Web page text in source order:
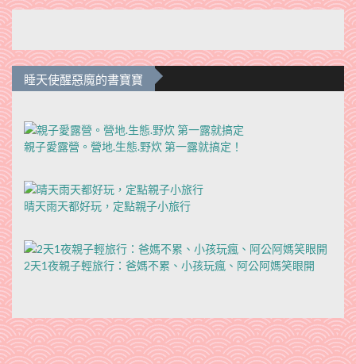
睡天使醒惡魔的書寶寶
親子愛露營。營地.生態.野炊 第一露就搞定！
晴天雨天都好玩，定點親子小旅行
2天1夜親子輕旅行：爸媽不累、小孩玩瘋、阿公阿媽笑眼開